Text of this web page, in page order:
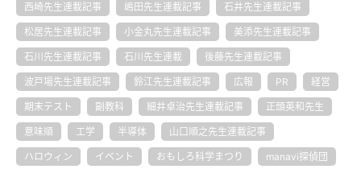
西崎先生連載記事 嶋田先生連載記事 石井先生連載記事
松居先生連載記事 小金丸先生連載記事 美添先生連載記事
石川先生連載記事 石川先生連載 後藤先生連載記事
波戸場先生連載記事 鈴江先生連載記事 広報 PR 経営
期末テスト 副教科 細井卓治先生連載記事 正頭英和先生
意味順 工学 半導体 山口順之先生連載記事
ハロウィン イベント おもしろ科学まつり manavi探偵団